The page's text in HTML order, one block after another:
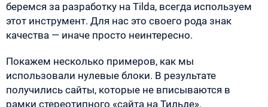
беремся за разработку на Tilda, всегда используем
этот инструмент. Для нас это своего рода знак
качества — иначе просто неинтересно.
Покажем несколько примеров, как мы
использовали нулевые блоки. В результате
получились сайты, которые не вписываются в
рамки стереотипного «сайта на Тильде».